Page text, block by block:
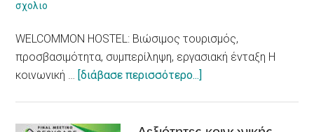
an
Increased
Risk
σχολιο
WELCOMMON HOSTEL: Βιώσιμος τουρισμός,
προσβασιμότητα, συμπερίληψη, εργασιακή ένταξη Η
κοινωνική … [διάβασε περισσότερο...]
Βιώσιμος